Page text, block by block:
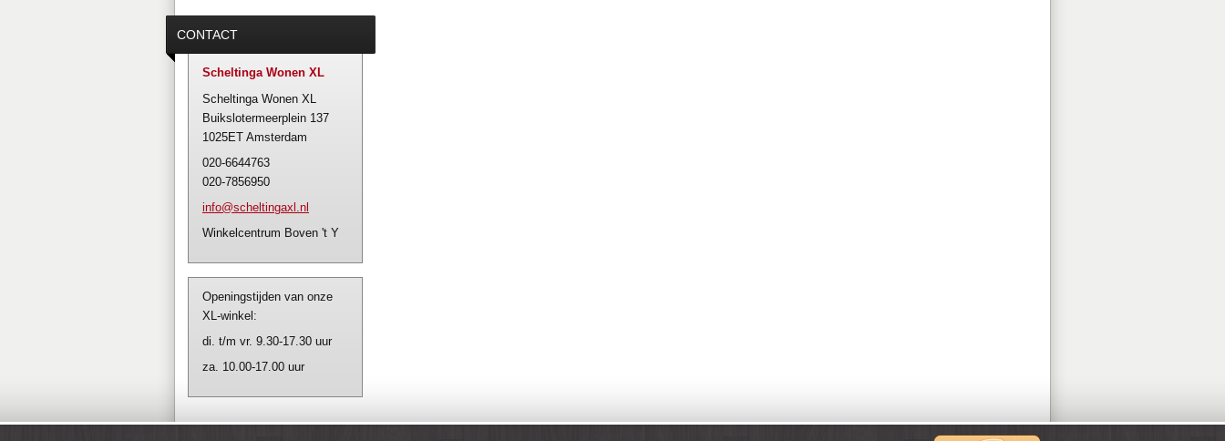
CONTACT
Scheltinga Wonen XL
Scheltinga Wonen XL
Buikslotermeerplein 137
1025ET Amsterdam
020-6644763
020-7856950
info@scheltingax l.nl
Winkelcentrum Boven 't Y
Openingstijden van onze
XL-winkel:
di. t/m vr. 9.30-17.30 uur
za. 10.00-17.00 uur